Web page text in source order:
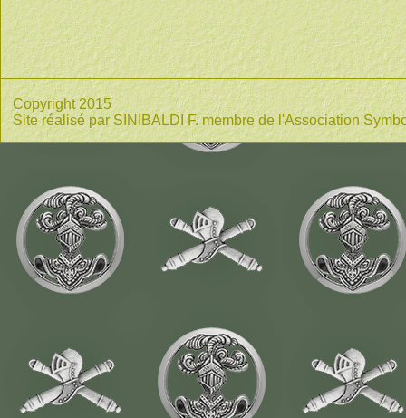
Copyright 2015
Site réalisé par SINIBALDI F. membre de l'Association